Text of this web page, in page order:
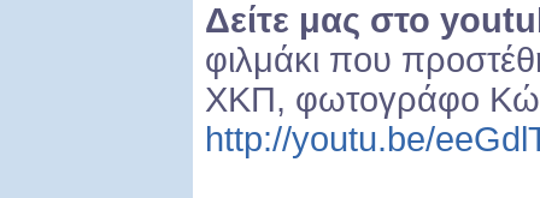
Δείτε μας στο
φιλμάκι που
ΧΚΠ, φωτογράφο
http://youtu.be/